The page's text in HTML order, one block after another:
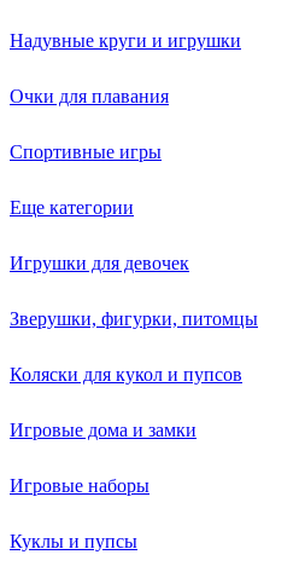
Надувные круги и игрушки
Очки для плавания
Спортивные игры
Еще категории
Игрушки для девочек
Зверушки, фигурки, питомцы
Коляски для кукол и пупсов
Игровые дома и замки
Игровые наборы
Куклы и пупсы